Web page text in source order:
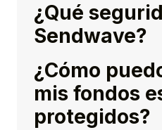
¿Qué
Sendwave?
¿Cómo
mis fondos
protegidos?